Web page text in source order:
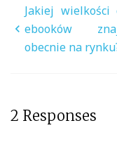
Nawigacja
wpisu
Jakiej wielkości
ebooków
obecnie na
2 Responses